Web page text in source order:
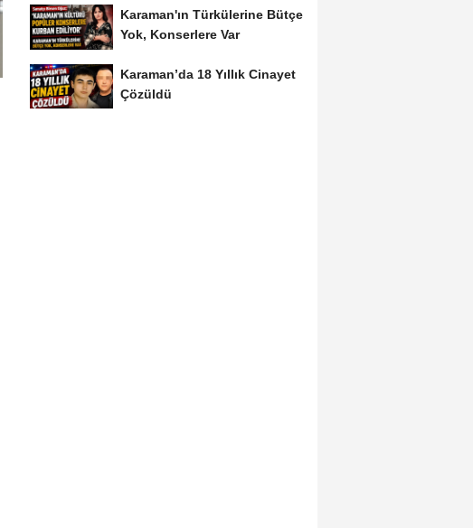
Karaman'ın Türkülerine Bütçe
Yok, Konserlere Var
Karaman’da 18 Yıllık Cinayet
Çözüldü